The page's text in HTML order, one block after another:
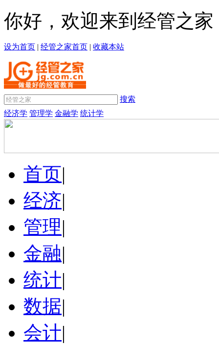
你好，欢迎来到经管之家
设为首页 | 经管之家首页 | 收藏本站
搜索
经济学 管理学 金融学 统计学
首页|
经济|
管理|
金融|
统计|
数据|
会计|